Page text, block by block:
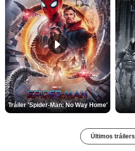
Tráiler 'Spider-Man: No Way Home'
Últimos tráilers